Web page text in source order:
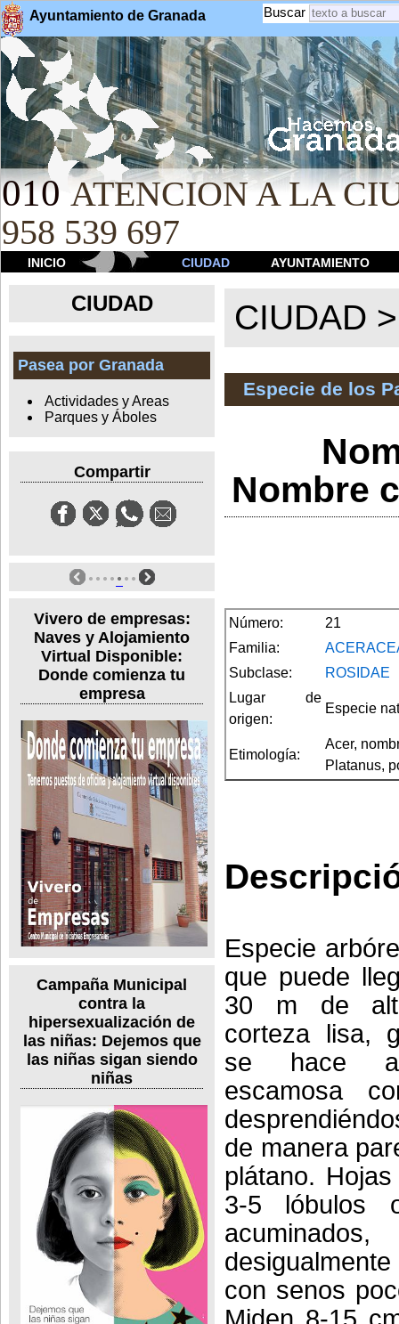
Ayuntamiento de Granada Buscar
010 ATENCION A LA
958 539 697
INICIO CIUDAD AYUNTAMIENTO
CIUDAD
Pasea por Granada
Actividades y Areas
Parques y Áboles
Compartir
Vivero de empresas:
Naves y Alojamiento
Virtual Disponible:
Donde comienza tu
empresa
Campaña Municipal
contra la
hipersexualización de
las niñas: Dejemos que
las niñas sigan siendo
niñas
CIUDAD
Especie de los
Nombre
Número:
21
Familia:
Subclase:
ROSIDAE
Lugar de
origen:
Especie
Etimología:
Acer,
Platanus,
Especie
que puede
30 m de
corteza lisa,
se hace
escamosa
de manera
plátano.
3-5 lóbulos
acuminados,
con senos